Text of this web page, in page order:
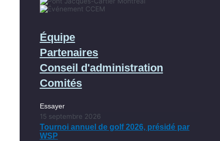
Équipe
Partenaires
Conseil d'administration
Comités
Essayer
15 septembre 2026
Tournoi annuel de golf 2026, présidé par
WSP